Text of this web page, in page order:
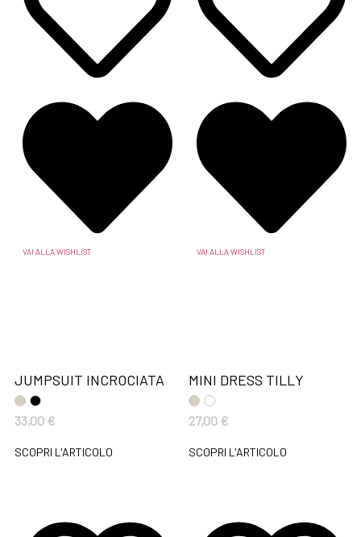
VAI ALLA WISHLIST
JUMPSUIT INCROCIATA
33,00 €
SCOPRI L'ARTICOLO
VAI ALLA WISHLIST
MINI DRESS TILLY
27,00 €
SCOPRI L'ARTICOLO